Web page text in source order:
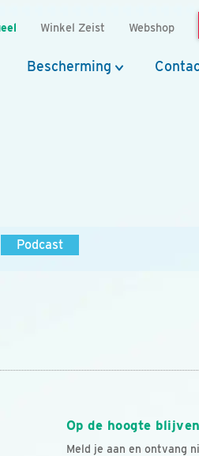
Winkel Zeist Webshop
Bescherming
Podcast
Op de hoogte
Meld je aan en ontvang